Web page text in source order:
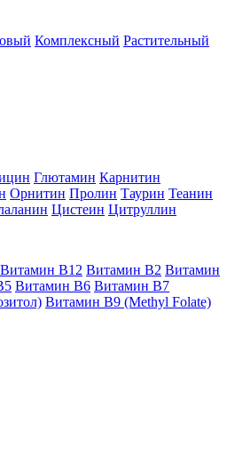
Комплексный Растительный
Глютамин Карнитин
Орнитин Пролин Таурин Теанин
Цистеин Цитруллин
Витамин B12 Витамин B2 Витамин
Витамин B6 Витамин B7
Витамин B9 (Methyl Folate)